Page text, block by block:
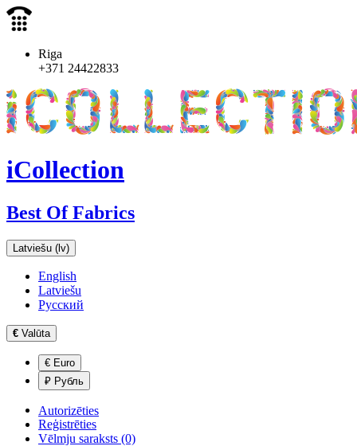
Riga
+371 24422833
iCollection
Best Of Fabrics
Latviešu (lv)
English
Latviešu
Русский
€ Valūta
€ Euro
₽ Рубль
Autorizēties
Reģistrēties
Vēlmju saraksts (0)